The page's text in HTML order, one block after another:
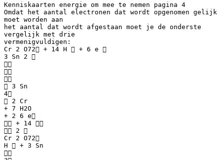
Kenniskaarten energie om mee te nemen pagina 4
Omdat het aantal electronen dat wordt opgenomen gelijk
moet worden aan
het aantal dat wordt afgestaan moet je de onderste
vergelijk met drie
vermenigvuldigen:
Cr 2 O72 + 14 H  + 6 e 
3 Sn 2 



 3 Sn
4
 2 Cr
+ 7 H2O
+ 2 6 e
 + 14 
 2 
Cr 2 O72
H  + 3 Sn
